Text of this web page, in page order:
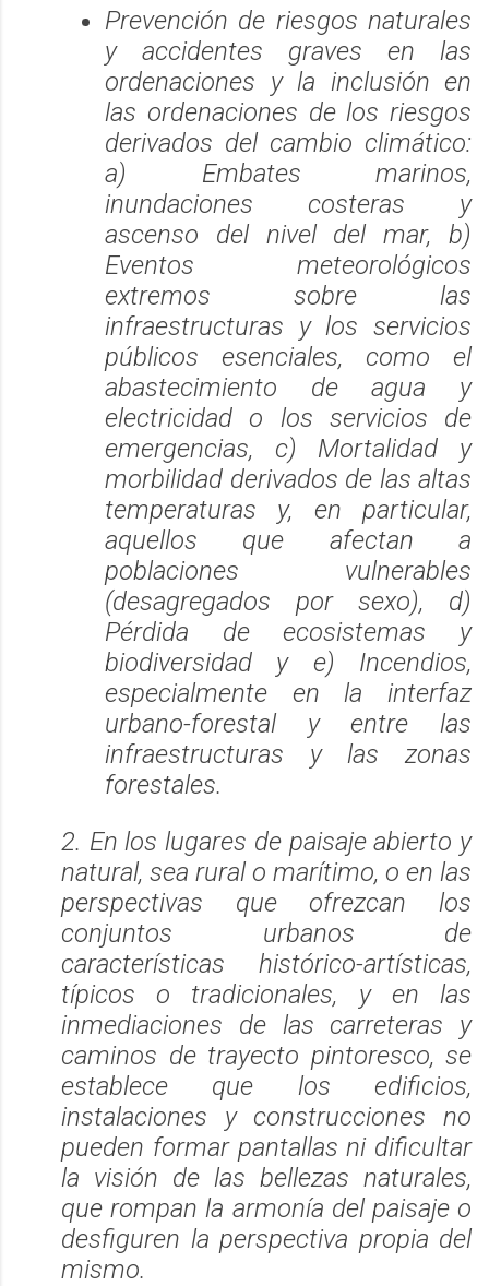
Prevención de riesgos naturales
y accidentes graves en las
ordenaciones y la inclusión en
las ordenaciones de los riesgos
derivados del cambio climático:
a) Embates marinos,
inundaciones costeras y
ascenso del nivel del mar, b)
Eventos meteorológicos
extremos sobre las
infraestructuras y los servicios
públicos esenciales, como el
abastecimiento de agua y
electricidad o los servicios de
emergencias, c) Mortalidad y
morbilidad derivados de las altas
temperaturas y, en particular,
aquellos que afectan a
poblaciones vulnerables
(desagregados por sexo), d)
Pérdida de ecosistemas y
biodiversidad y e) Incendios,
especialmente en la interfaz
urbano-forestal y entre las
infraestructuras y las zonas
forestales.
2. En los lugares de paisaje abierto y
natural, sea rural o marítimo, o en las
perspectivas que ofrezcan los
conjuntos urbanos de
características histórico-artísticas,
típicos o tradicionales, y en las
inmediaciones de las carreteras y
caminos de trayecto pintoresco, se
establece que los edificios,
instalaciones y construcciones no
pueden formar pantallas ni dificultar
la visión de las bellezas naturales,
que rompan la armonía del paisaje o
desfiguren la perspectiva propia del
mismo.